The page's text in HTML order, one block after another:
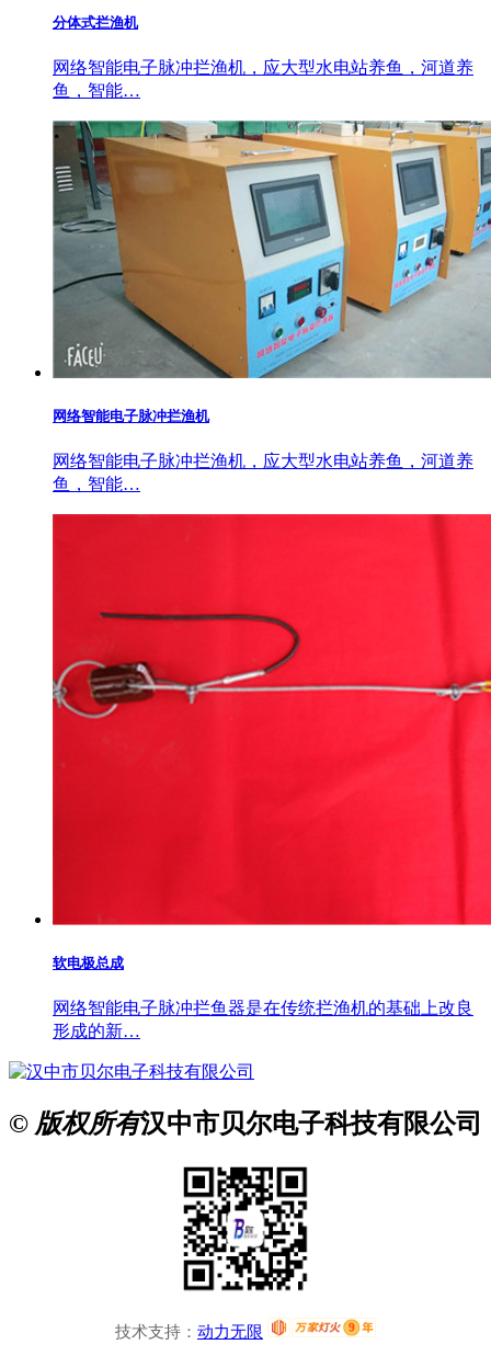
分体式拦渔机
网络智能电子脉冲拦渔机，应大型水电站养鱼，河道养
鱼，智能…
网络智能电子脉冲拦渔机
网络智能电子脉冲拦渔机，应大型水电站养鱼，河道养
鱼，智能…
软电极总成
网络智能电子脉冲拦鱼器是在传统拦渔机的基础上改良
形成的新…
© 版权所有汉中市贝尔电子科技有限公司
技术支持： 动力无限